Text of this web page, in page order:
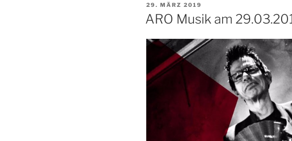
VERÖFFENTLICHT
29. MÄRZ 2019
ARO Musik am